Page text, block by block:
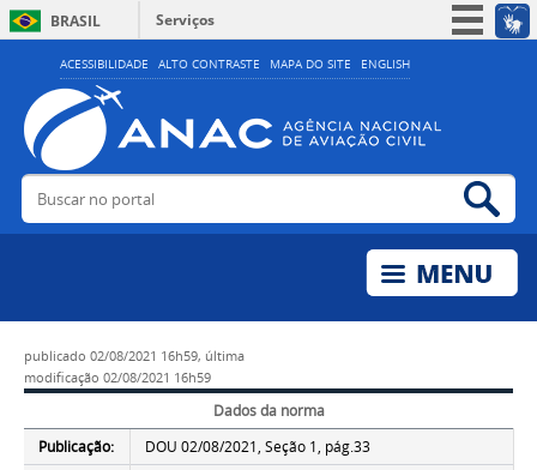
ACESSIBILIDADE ALTO CONTRASTE MAPA DO SITE ENGLISH
BRASIL
Serviços
Simplifique!
Acesso à informação
Legislação
Buscar no portal
publicado 02/08/2021 16h59, última
modificação 02/08/2021 16h59
Dados da norma
Publicação:
DOU 02/08/2021, Seção 1, pág.33